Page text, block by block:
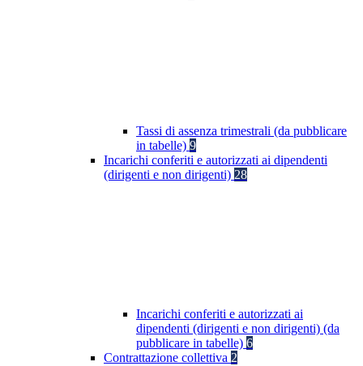
Tassi di assenza trimestrali (da pubblicare
in tabelle) 9
Incarichi conferiti e autorizzati ai dipendenti
(dirigenti e non dirigenti) 28
Incarichi conferiti e autorizzati ai
dipendenti (dirigenti e non dirigenti) (da
pubblicare in tabelle) 6
Contrattazione collettiva 2